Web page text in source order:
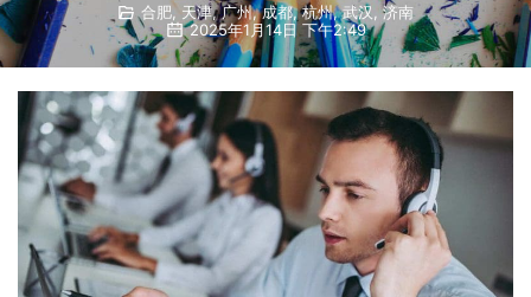
合肥, 天津,广州,成都,杭州,武汉 ,济南
2025年1月14日 下午2:49